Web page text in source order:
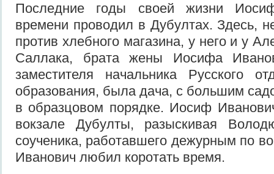
Последние годы своей жизни
времени проводил в Дубултах. Здесь,
против хлебного магазина, у него и у
Саллака, брата жены Иосифа
заместителя начальника Русского
образования, была дача, с большим
в образцовом порядке. Иосиф
вокзале Дубулты, разыскивая
соученика, работавшего дежурным по
Иванович любил коротать время.